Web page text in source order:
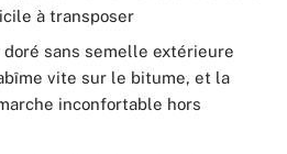
à transposer
sans semelle extérieure
vite sur le bitume, et la
inconfortable hors